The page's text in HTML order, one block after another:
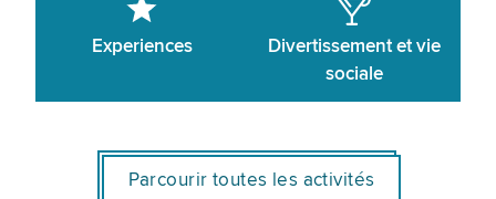
Experiences
Divertissement et vie
sociale
Parcourir toutes les activités